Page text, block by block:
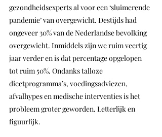
gezondheidsexperts al voor een ‘sluimerende
pandemie’ van overgewicht. Destijds had
ongeveer 30% van de Nederlandse bevolking
overgewicht. Inmiddels zijn we ruim veertig
jaar verder en is dat percentage opgelopen
tot ruim 50%. Ondanks talloze
dieetprogramma’s, voedingsadviezen,
afvalhypes en medische interventies is het
probleem groter geworden. Letterlijk en
figuurlijk.